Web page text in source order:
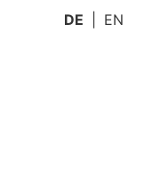
DE EN